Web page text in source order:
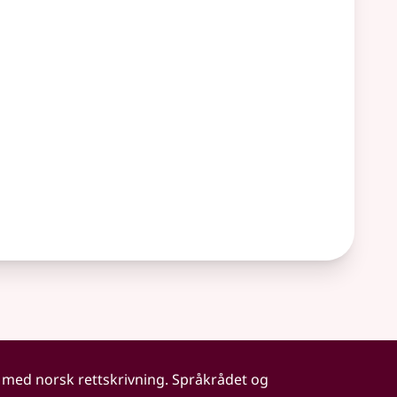
norsk rettskrivning. Språkrådet og